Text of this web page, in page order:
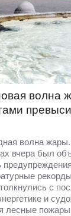
волна
волна
вчера был
с
и
лесные